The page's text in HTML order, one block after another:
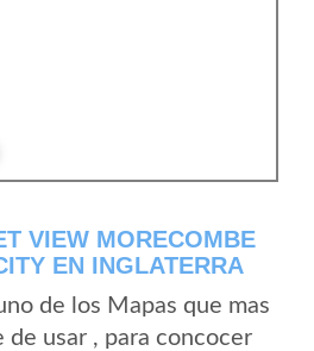
VIEW MORECOMBE
EN INGLATERRA
de los Mapas que mas
de usar , para concocer